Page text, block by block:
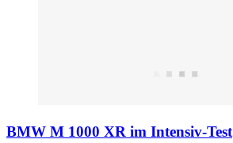
BMW M 1000 XR im Intensiv-Test